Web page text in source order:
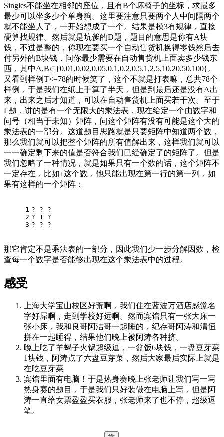
Singles不能坐在相邻的座位，且有B个坏椅子的坐标，求最多
最少可以坐多少个单身狗。这里要注意只要两个人中间隔两个
就不能坐人了，一开始想成了一个。结果是模3有规律，直接
硬算找规律。然后就是坑爹的D题，题目的意思是你有A块
钱，不过是整的，你现在要买一个自动售货机换得零钱然后去
付另外的B块钱，问你最少需要在自动售货机上面卖多少钱东
西，其中A,B∈{0.01,0.02,0.05,0.1,0.2,0.5,1,2,5,10,20,50,100}。
又看到样例T<=78的时候笑了，这个不就是打表嘛，总共78个
样例，于是我们在纸上手算了半天，但是到最后还是没有A出
来，出来之后才知道，可以在自动售货机上面买若干次。至于
L题，讲的是有一个无限大的乘法表，现在给定一个由数字和
问号（相当于未知）矩阵，问这个矩阵有没有可能是这个大的
乘法表的一部分。这道题目思路就是只要矩阵中知道两个数，
那么我们就可以把整个矩阵的所有值解出来，这样我们就可以
一一确定剩下来的值是否符合我们已经确定了的矩阵了。但是
我们忽略了一种情况，就是如果只有一个数的话，这个矩阵不
一定存在，比如1 这个数，他只能出现在第一行的第一列，如
果有这样的一个矩阵：
1
2
3
? ? ?
? 1 ?
? ? ?
那它肯定不是乘法表的一部分，因此我们少一步分解因数，检
查每一个数字是否能够出现在这个乘法表中的过程。
感受
上海大学宝山校区好荒啊，我们住在蓝波万酒店感觉名
字好屌啊，走到学校好远啊。然而宾馆只有一张大床一
张小床，我和良哥阿洁哥一起睡的，纪存哥阿涛和清恒
拼在一起睡得，结果他们晚上被阿涛各种挤。
晚上吃了羊蝎子火锅超级逗，一盆饭6块钱，一盘豆芽菜
1块钱，阿涛点了六盘豆芽菜，然后大家最后实际上就是
在吃豆芽菜
宾馆里面有电脑！于是热身赛晚上张老师让我们写一写
热身赛的题目，于是我们只好装做在电脑上写，但是阿
涛一直给女票盈盈买衣服，张老师来了也不停，超级逗
笔。